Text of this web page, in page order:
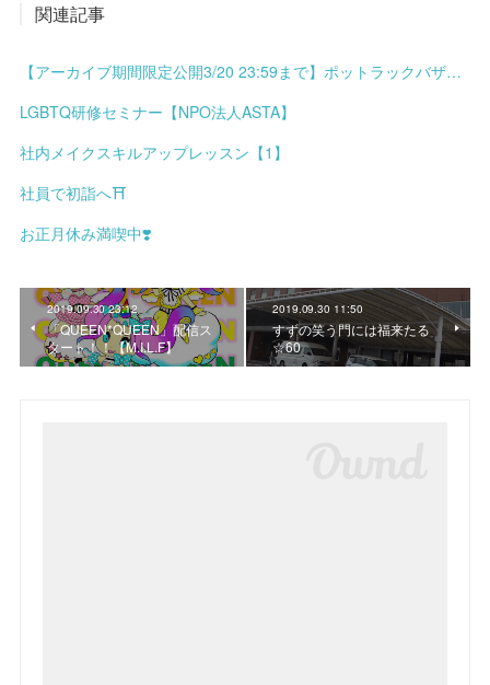
関連記事
【アーカイブ期間限定公開3/20 23:59まで】ポットラックバザール presents 港まちブロックパーティーミニ meets みなと土曜市
LGBTQ研修セミナー【NPO法人ASTA】
社内メイクスキルアップレッスン【1】
社員で初詣へ⛩
お正月休み満喫中❣️
2019.09.30 23:12
「QUEEN*QUEEN」配信ス
タート！！【M.I.L.F】
2019.09.30 11:50
すずの笑う門には福来たる
☆60